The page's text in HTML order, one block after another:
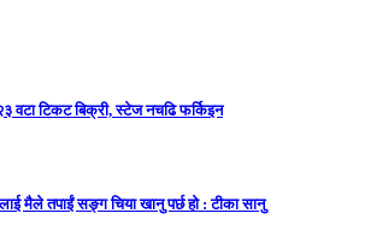
वटा टिकट बिक्री, स्टेज नचढि फर्किइन
मैले तपाईं सङ्ग चिया खानु पर्छ हो : टीका सानु